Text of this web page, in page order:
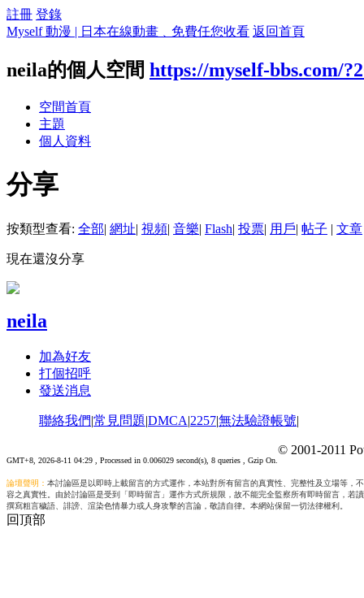
註冊 登錄
Myself 動漫 | 日本在線動畫﹑免費任您收看 返回首頁
neila的個人空間 https://myself-bbs.com/
空間首頁
主題
個人資料
分享
按類型查看: 全部| 網址| 視頻| 音樂| Flash| 投票| 用戶| 帖子 | 文章
現在還沒分享
neila
加為好友
打個招呼
發送消息
聯絡我們|常見問題|DMCA|2257|無法驗證帳號|
GMT+8, 2026-8-11 04:29 , Processed in 0.006029 second(s), 8 queries , Gzip On.
© 2001-2011
論壇聲明： 本討論區是以即時上載留言的方式運作，本站對所有留言的真實性、完整性及立場等
容之真實性。由於討論區是受到「即時留言」運作方式所規限，故不能完全監察所有即時留言，
撰寫粗言穢語、誹謗、渲染色情暴力或人身攻擊的言論，敬請自律。本網站保留一切法律權利。
回頂部